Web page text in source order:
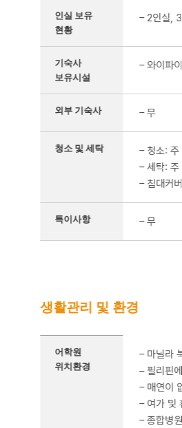
인실 보유
현황
– 2인실,
기숙사
보유시설
– 와이파
외부 기숙사 – 무
청소 및 세탁
– 청소: 주
– 세탁: 주
– 침대커
특이사항 – 무
생활관리 및 환경
어학원
위치환경
– 마닐라
– 필리핀
– 매연이
– 여가 및
– 종합병